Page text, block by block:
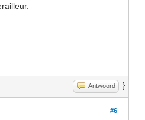
Antwoord }
#6